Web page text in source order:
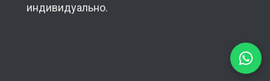
индивидуально.